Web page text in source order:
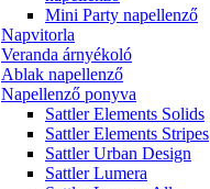
Mini Party napellenző
Napvitorla
Veranda árnyékoló
Ablak napellenző
Napellenző ponyva
Sattler Elements Solids
Sattler Elements Stripes
Sattler Urban Design
Sattler Lumera